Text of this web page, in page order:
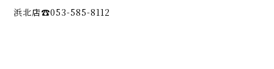
浜北店☎︎053-585-8112